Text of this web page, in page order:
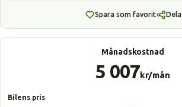
Spara som favorit Dela
Månadskostnad
5 007kr/mån
Bilens pris